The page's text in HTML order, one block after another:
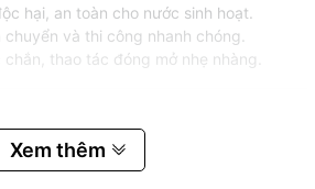
hại, an toàn cho nước sinh hoạt.
chuyển và thi công nhanh chóng.
chắn, thao tác đóng mở nhẹ nhàng.
sản phẩm
Xem thêm